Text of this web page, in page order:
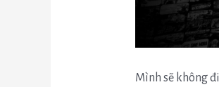
Mình sẽ không